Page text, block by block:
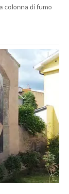
colonna di fumo